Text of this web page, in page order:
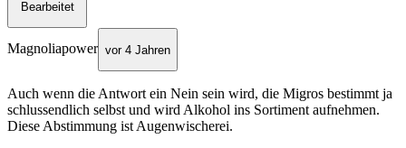
Bearbeitet
Magnoliapower vor 4 Jahren
Auch wenn die Antwort ein Nein sein wird, die Migros bestimmt ja
schlussendlich selbst und wird Alkohol ins Sortiment aufnehmen.
Diese Abstimmung ist Augenwischerei.